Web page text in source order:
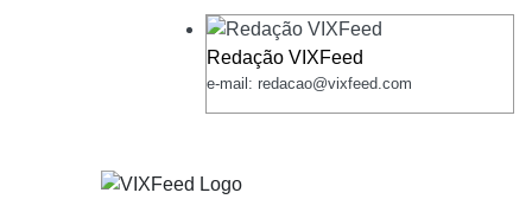
Redação VIXFeed
e-mail: redacao@vixfeed.com